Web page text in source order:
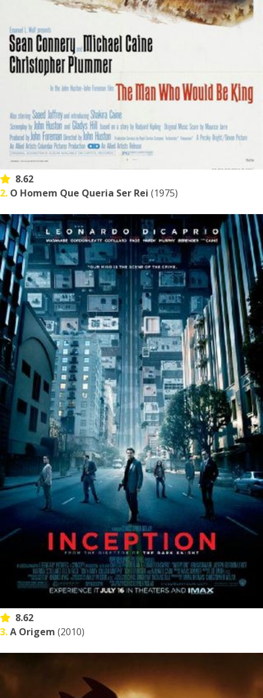
8.62
2. O Homem Que Queria Ser Rei (1975)
8.62
3.A Origem (2010)